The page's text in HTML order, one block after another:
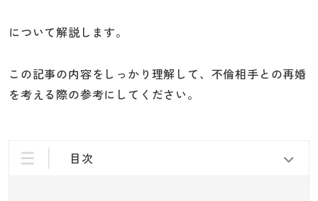
について解説します。
この記事の内容をしっかり理解して、不倫相手との再婚
を考える際の参考にしてください。
目次